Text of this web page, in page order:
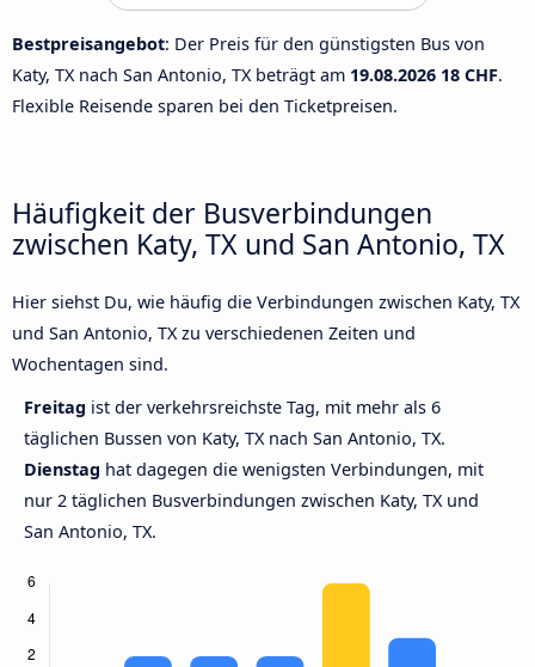
Bestpreisangebot: Der Preis für den günstigsten Bus von
Katy, TX nach San Antonio, TX beträgt am 19.08.2026 18 CHF.
Flexible Reisende sparen bei den Ticketpreisen.
Häufigkeit der Busverbindungen
zwischen Katy, TX und San Antonio, TX
Hier siehst Du, wie häufig die Verbindungen zwischen Katy, TX
und San Antonio, TX zu verschiedenen Zeiten und
Wochentagen sind.
Freitag ist der verkehrsreichste Tag, mit mehr als 6
täglichen Bussen von Katy, TX nach San Antonio, TX.
Dienstag hat dagegen die wenigsten Verbindungen, mit
nur 2 täglichen Busverbindungen zwischen Katy, TX und
San Antonio, TX.